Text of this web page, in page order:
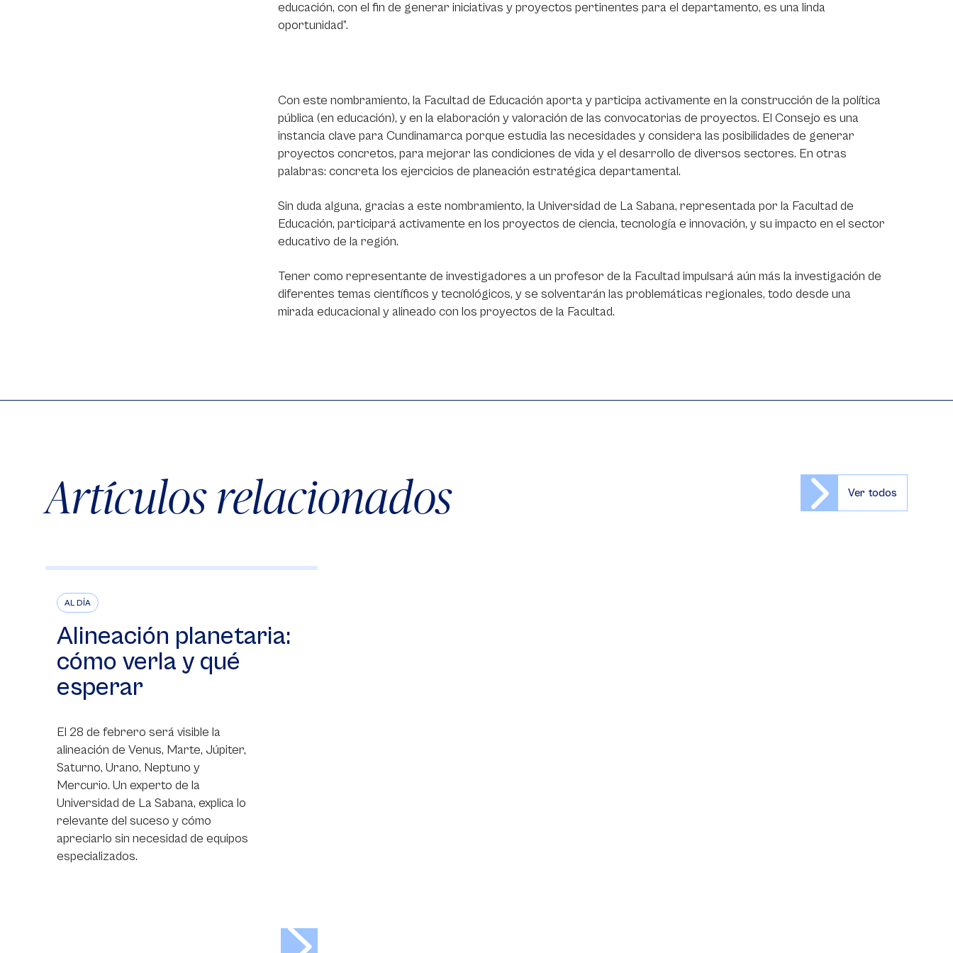
educación, con el fin de generar iniciativas y proyectos pertinentes para el departamento, es una linda
oportunidad”.
Con este nombramiento, la Facultad de Educación aporta y participa activamente en la construcción de la política
pública (en educación), y en la elaboración y valoración de las convocatorias de proyectos. El Consejo es una
instancia clave para Cundinamarca porque estudia las necesidades y considera las posibilidades de generar
proyectos concretos, para mejorar las condiciones de vida y el desarrollo de diversos sectores. En otras
palabras: concreta los ejercicios de planeación estratégica departamental.
Sin duda alguna, gracias a este nombramiento, la Universidad de La Sabana, representada por la Facultad de
Educación, participará activamente en los proyectos de ciencia, tecnología e innovación, y su impacto en el sector
educativo de la región.
Tener como representante de investigadores a un profesor de la Facultad impulsará aún más la investigación de
diferentes temas científicos y tecnológicos, y se solventarán las problemáticas regionales, todo desde una
mirada educacional y alineado con los proyectos de la Facultad.
Artículos relacionados Ver todos
AL DÍA
Alineación planetaria:
cómo verla y qué
esperar
El 28 de febrero será visible la
alineación de Venus, Marte, Júpiter,
Saturno, Urano, Neptuno y
Mercurio. Un experto de la
Universidad de La Sabana, explica lo
relevante del suceso y cómo
apreciarlo sin necesidad de equipos
especializados.